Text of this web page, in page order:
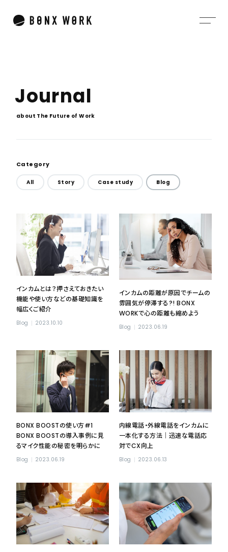
Journal
ab out T he Future of Work
Category
All Story Case study Blog
インカムとは？押さえておきたい
機能や使い方などの基礎知識を
幅広くご紹介
Blog 2023.10.10
インカムの距離が原因でチームの
雰囲気が停滞する?! BONX
WORKで心の距離も縮めよう
Blog 2023.06.19
BONX BOOSTの使い方#1
BONX BOOSTの導入事例に見
るマイク性能の秘密を明らかに
Blog 2023.06.19
内線電話・外線電話をインカムに
一本化する方法｜迅速な電話応
対でCX向上
Blog 2023.06.13